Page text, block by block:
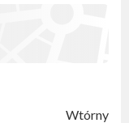
Wtórny